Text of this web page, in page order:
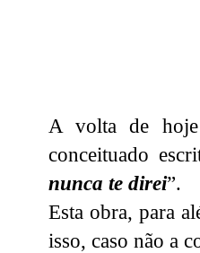
A volta de hoje
conceituado
nunca te direi”.
Esta obra, para
isso, caso não a